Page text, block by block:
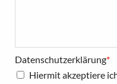
Datenschutzerklärung*
Hiermit akzeptiere